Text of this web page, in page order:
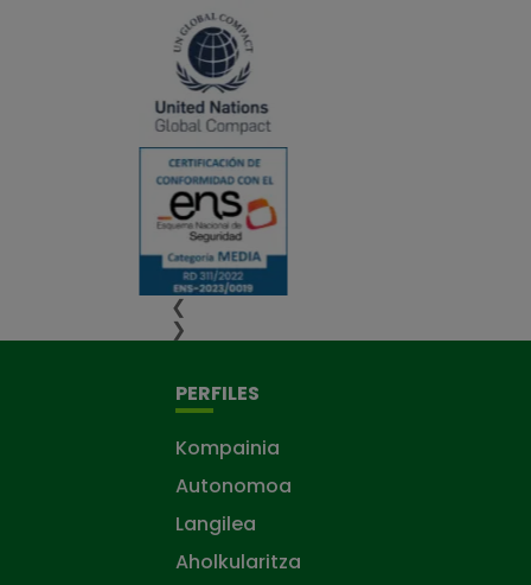
❮
❯
PERFILES
Kompainia
Autonomoa
Langilea
Aholkularitza